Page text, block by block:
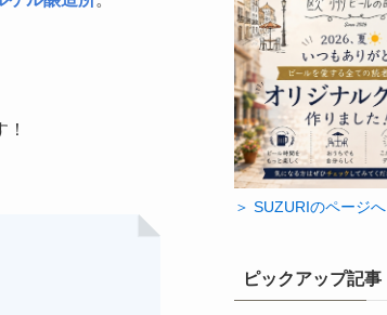
！
＞ SUZURIのページへ
ピックアップ記事